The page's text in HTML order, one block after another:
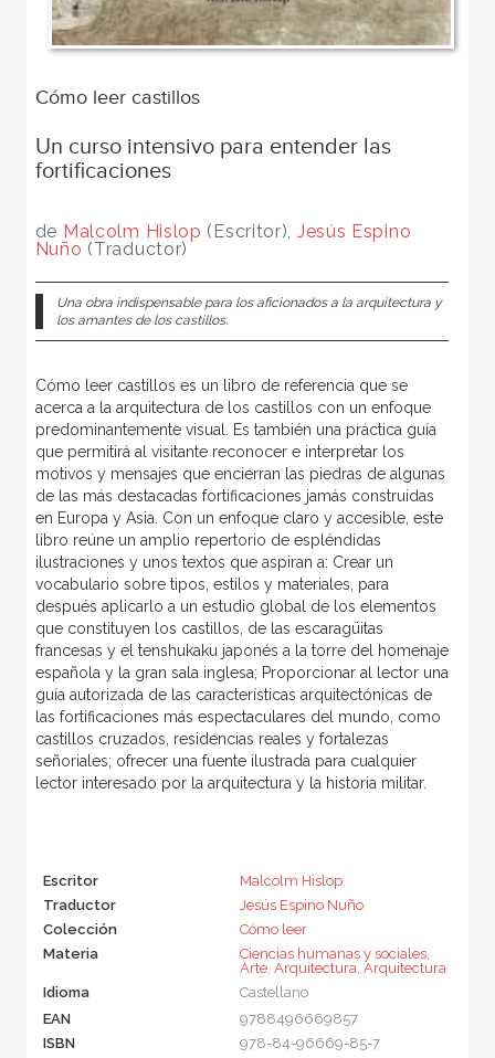
Cómo leer castillos
Un curso intensivo para entender las
fortificaciones
de Malcolm Hislop (Escritor), Jesús Espino
Nuño (Traductor)
Una obra indispensable para los aficionados a la arquitectura y
los amantes de los castillos.
Cómo leer castillos es un libro de referencia que se
acerca a la arquitectura de los castillos con un enfoque
predominantemente visual. Es también una práctica guía
que permitirá al visitante reconocer e interpretar los
motivos y mensajes que encierran las piedras de algunas
de las más destacadas fortificaciones jamás construidas
en Europa y Asia. Con un enfoque claro y accesible, este
libro reúne un amplio repertorio de espléndidas
ilustraciones y unos textos que aspiran a: Crear un
vocabulario sobre tipos, estilos y materiales, para
después aplicarlo a un estudio global de los elementos
que constituyen los castillos, de las escaragüitas
francesas y el tenshukaku japonés a la torre del homenaje
española y la gran sala inglesa; Proporcionar al lector una
guía autorizada de las características arquitectónicas de
las fortificaciones más espectaculares del mundo, como
castillos cruzados, residencias reales y fortalezas
señoriales; ofrecer una fuente ilustrada para cualquier
lector interesado por la arquitectura y la historia militar.
Escritor
Malcolm Hislop
Traductor
Jesús Espino Nuño
Colección
Cómo leer
Materia
Ciencias humanas y sociales,
Arte, Arquitectura, Arquitectura
Idioma
Castellano
EAN
9788496669857
ISBN
978-84-96669-85-7